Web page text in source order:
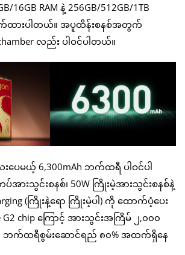
16GB RAM နဲ့ 256GB/512GB/1TB
က်ထားပါတယ်။ အပူထိန်းစနစ်အတွက်
လည်း ပါဝင်ပါတယ်။
ပေမယ့် 6,300mAh ဘက်ထရီ ပါဝင်ပါ
အားသွင်းစနစ်၊ 50W ကြိုးမဲ့အားသွင်းစနစ်နဲ့
(ကြိုးနဲ့ရော ကြိုးမဲ့ပါ) ကို ထောက်ပံ့ပေး
chip ကြောင့် အားသွင်းအကြိမ် ၂,၀၀၀
ဘက်ထရီစွမ်းဆောင်ရည် ၈၀% အထက်ရှိနေ